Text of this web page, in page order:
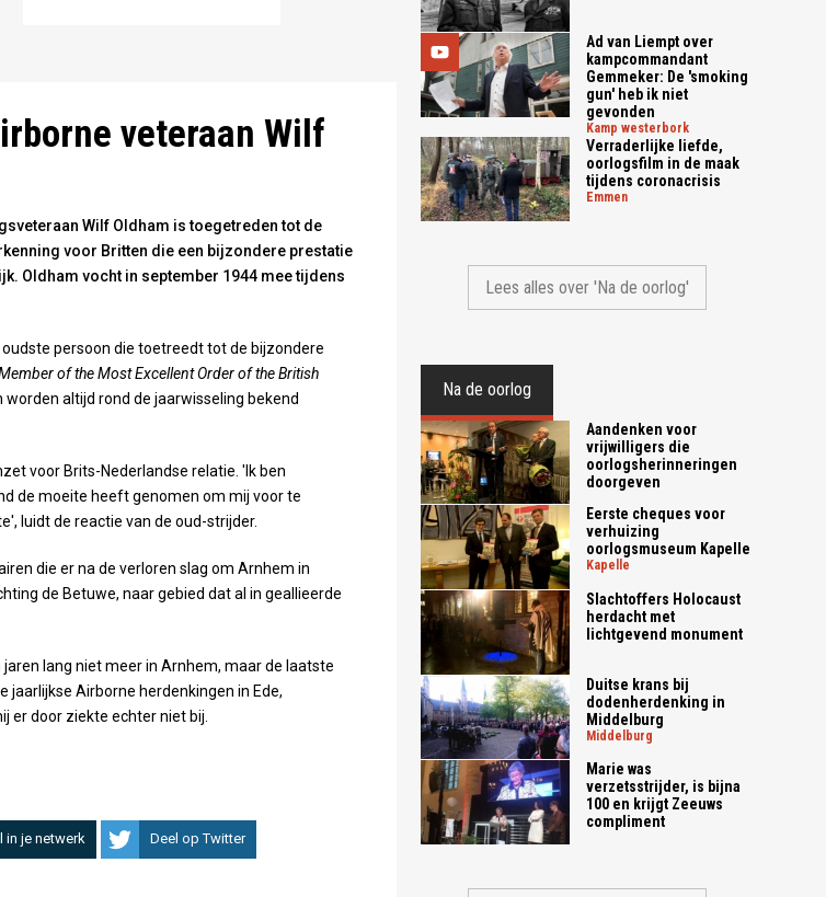
veteraan Wilf
Wilf Oldham is toegetreden tot de
voor Britten die een bijzondere prestatie
Oldham vocht in september 1944 mee tijdens
persoon die toetreedt tot de bijzondere
of the Most Excellent Order of the British
altijd rond de jaarwisseling bekend
voor Brits-Nederlandse relatie. 'Ik ben
de moeite heeft genomen om mij voor te
luidt de reactie van de oud-strijder.
die er na de verloren slag om Arnhem in
de Betuwe, naar gebied dat al in geallieerde
lang niet meer in Arnhem, maar de laatste
jaarlijkse Airborne herdenkingen in Ede,
er door ziekte echter niet bij.
in je netwerk Deel op Twitter
Ad van Liempt over
kampcommandant
Gemmeker: De 'smoking
gun' heb ik niet
gevonden
kamp westerbork
Verraderlijke liefde,
oorlogsfilm in de maak
tijdens coronacrisis
emmen
Lees alles over 'Na de oorlog'
Na de oorlog
Aandenken voor
vrijwilligers die
oorlogsherinneringen
doorgeven
Eerste cheques voor
verhuizing
oorlogsmuseum Kapelle
kapelle
Slachtoffers Holocaust
herdacht met
lichtgevend monument
Duitse krans bij
dodenherdenking in
Middelburg
middelburg
Marie was
verzetsstrijder, is bijna
100 en krijgt Zeeuws
compliment